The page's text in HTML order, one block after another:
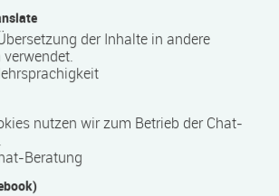
Verifizierung
Daten werden zur
direkt an den ausgewählten
Weitere Informationen zum
der Inhalte in andere
nutzen wir zum Betrieb der Chat-
Beratung